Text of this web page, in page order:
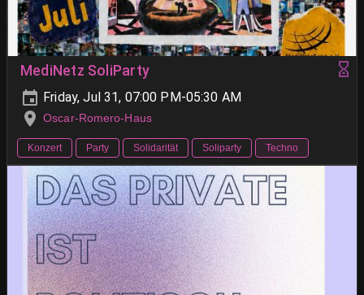
MediNetz SoliParty
Friday, Jul 31, 07:00 PM-05:30 AM
Oscar-Romero-Haus
Konzert Party Solidarität Soliparty Techno